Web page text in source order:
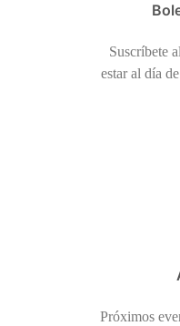
Suscríbete
estar al día
Próximos